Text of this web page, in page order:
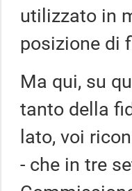
utilizzato in
posizione di
Ma qui, su
tanto della
lato, voi
- che in tre